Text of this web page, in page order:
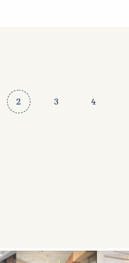
2 3 4